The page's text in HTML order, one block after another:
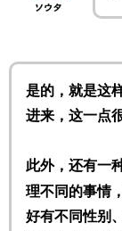
是的，就是这
进来，这一点
此外，还有一
理不同的事情
好有不同性别